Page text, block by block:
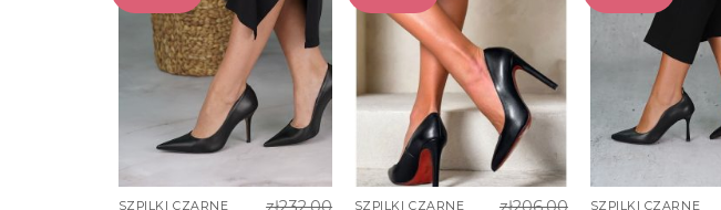
SZPILKI CZARNE SZPILKI CZARNE SZPILKI CZARNE